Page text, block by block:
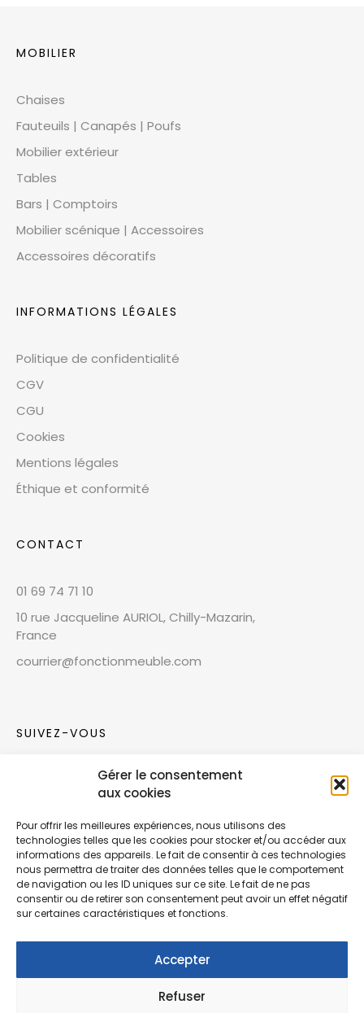
Gérer le consentement
aux cookies
Pour offrir les meilleures expériences, nous utilisons des
technologies telles que les cookies pour stocker et/ou accéder aux
informations des appareils. Le fait de consentir à ces technologies
nous permettra de traiter des données telles que le comportement
de navigation ou les ID uniques sur ce site. Le fait de ne pas
consentir ou de retirer son consentement peut avoir un effet négatif
sur certaines caractéristiques et fonctions.
Accepter
Refuser
MOBILIER
Chaises
Fauteuils | Canapés | Poufs
Mobilier extérieur
Tables
Bars | Comptoirs
Mobilier scénique | Accessoires
Accessoires décoratifs
INFORMATIONS LÉGALES
Politique de confidentialité
CGV
CGU
Cookies
Mentions légales
Éthique et conformité
CONTACT
01 69 74 71 10
10 rue Jacqueline AURIOL, Chilly-Mazarin,
France
courrier@fonctionmeuble.com
SUIVEZ-VOUS
Rejoignez notre communauté sur les réseaux
Nouvelles collections, vie de l’équipe ou
inspirations : soyez informés de nos dernières
actualités.
© Copyright Fonction Meuble